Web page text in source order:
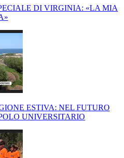
DI VIRGINIA: «LA MIA
ESTIVA: NEL FUTURO
UNIVERSITARIO